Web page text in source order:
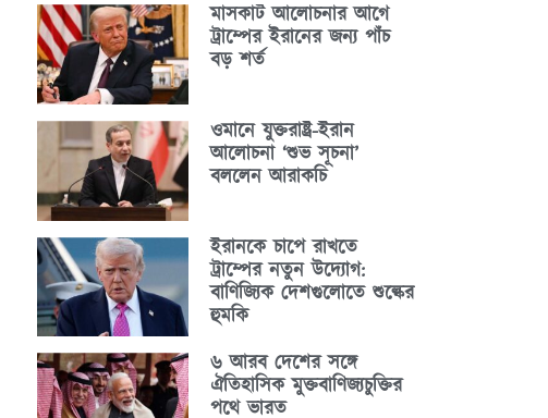
মাসকাট আলোচনার আগে
ট্রাম্পের ইরানের জন্য পাঁচ
বড় শর্ত
ওমানে যুক্তরাষ্ট্র-ইরান
আলোচনা ‘শুভ সূচনা’
বললেন আরাকচি
ইরানকে চাপে রাখতে
ট্রাম্পের নতুন উদ্যোগ:
বাণিজ্যিক দেশগুলোতে শুল্কের
হুমকি
৬ আরব দেশের সঙ্গে
ঐতিহাসিক মুক্তবাণিজ্যচুক্তির
পথে ভারত